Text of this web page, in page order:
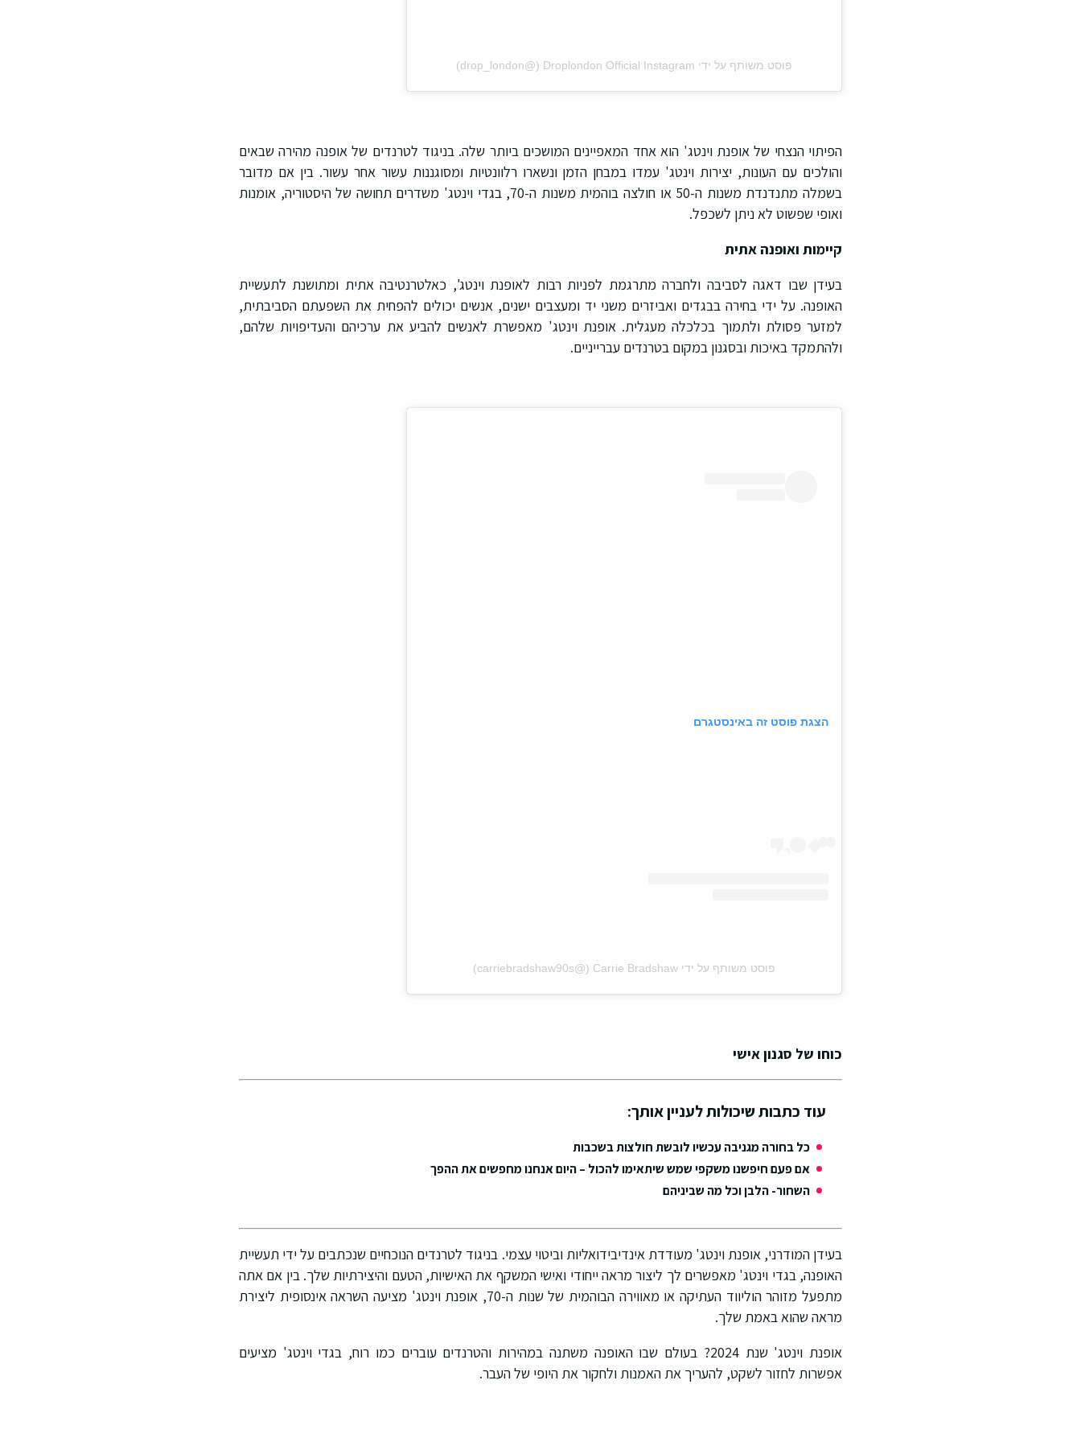
פוסט משותף על ידי ‏‎Droplondon Official Instagram‎‏ (@‏‎drop_london‎‏)
הפיתוי הנצחי של אופנת וינטג' הוא אחד המאפיינים המושכים ביותר שלה. בניגוד לטרנדים של אופנה מהירה שבאים
והולכים עם העונות, יצירות וינטג' עמדו במבחן הזמן ונשארו רלוונטיות ומסוגננות עשור אחר עשור. בין אם מדובר
בשמלה מתנדנדת משנות ה-50 או חולצה בוהמית משנות ה-70, בגדי וינטג' משדרים תחושה של היסטוריה, אומנות
ואופי שפשוט לא ניתן לשכפל.
קיימות ואופנה אתית
בעידן שבו דאגה לסביבה ולחברה מתרגמת לפניות רבות לאופנת וינטג', כאלטרנטיבה אתית ומתושנת לתעשיית
האופנה. על ידי בחירה בבגדים ואביזרים משני יד ומעצבים ישנים, אנשים יכולים להפחית את השפעתם הסביבתית,
למזער פסולת ולתמוך בכלכלה מעגלית. אופנת וינטג' מאפשרת לאנשים להביע את ערכיהם והעדיפויות שלהם,
ולהתמקד באיכות ובסגנון במקום בטרנדים עברייניים.
הצגת פוסט זה באינסטגרם
פוסט משותף על ידי ‏‎Carrie Bradshaw‎‏ (@‏‎carriebradshaw90s‎‏)
כוחו של סגנון אישי
עוד כתבות שיכולות לעניין אותך:
כל בחורה מגניבה עכשיו לובשת חולצות בשכבות
אם פעם חיפשנו משקפי שמש שיתאימו להכול – היום אנחנו מחפשים את ההפך
השחור- הלבן וכל מה שביניהם
בעידן המודרני, אופנת וינטג' מעודדת אינדיבידואליות וביטוי עצמי. בניגוד לטרנדים הנוכחיים שנכתבים על ידי תעשיית
האופנה, בגדי וינטג' מאפשרים לך ליצור מראה ייחודי ואישי המשקף את האישיות, הטעם והיצירתיות שלך. בין אם אתה
מתפעל מזוהר הוליווד העתיקה או מאווירה הבוהמית של שנות ה-70, אופנת וינטג' מציעה השראה אינסופית ליצירת
מראה שהוא באמת שלך.
אופנת וינטג' שנת 2024? בעולם שבו האופנה משתנה במהירות והטרנדים עוברים כמו רוח, בגדי וינטג' מציעים
אפשרות לחזור לשקט, להעריך את האמנות ולחקור את היופי של העבר.